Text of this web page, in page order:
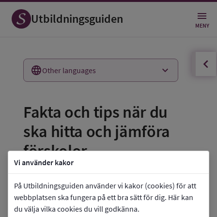
Vi använder kakor
På Utbildningsguiden använder vi kakor (cookies) för att
webbplatsen ska fungera på ett bra sätt för dig. Här kan
du välja vilka cookies du vill godkänna.
Utbildningsguiden MENY
Öppna
Other languages keyboard_arrow_down
Fakta och tips när du
ska hitta och jämföra
förskolor
När det är dags för ditt barn att börja
förskolan får du som vårdnadshavare
lämna önskemål om vilken förskola ditt